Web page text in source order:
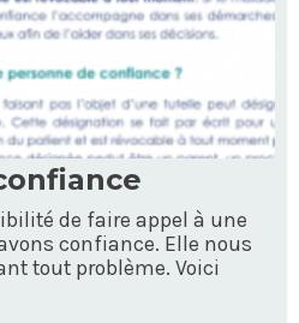
de faire appel à une
confiance. Elle nous
tout problème. Voici